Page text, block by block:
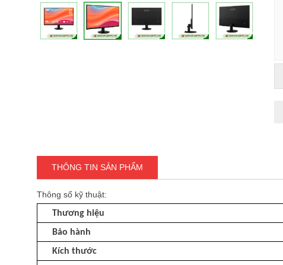
THÔNG TIN SẢN PHẨM
Thông số kỹ thuật:
Thương hiệu
Bảo hành
Kích thước